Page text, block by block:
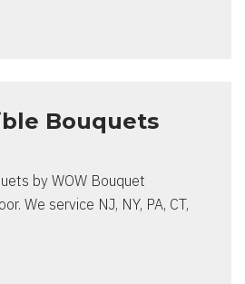
Bouquets
by WOW Bouquet
We service NJ, NY, PA, CT,